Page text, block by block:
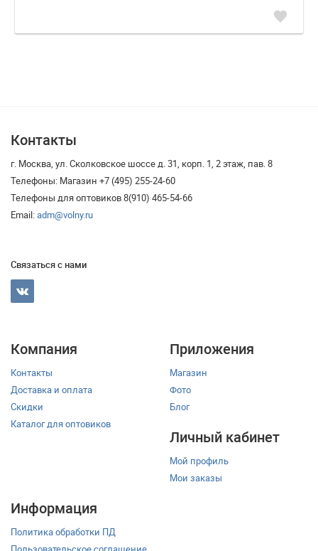
favorite
Контакты
г. Москва, ул. Сколковское шоссе д. 31, корп. 1, 2 этаж, пав. 8
Телефоны: Магазин +7 (495) 255-24-60
Телефоны для оптовиков 8(910) 465-54-66
Email:adm@volny.ru
Связаться с нами
Компания
Контакты
Доставка и оплата
Скидки
Каталог для оптовиков
Приложения
Магазин
Фото
Блог
Личный кабинет
Мой профиль
Мои заказы
Информация
Политика обработки ПД